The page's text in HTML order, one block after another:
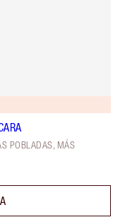
POBLADAS, MÁS